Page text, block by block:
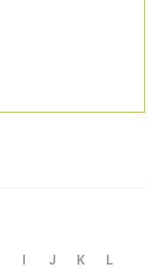
I J K
L